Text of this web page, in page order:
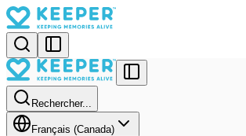
Rechercher...
Français (Canada)